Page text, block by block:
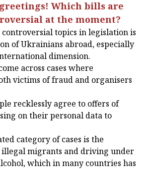
Which bills are
at the moment?
controversial topics in legislation is
of Ukrainians abroad, especially
dimension.
across cases where
victims of fraud and organisers
recklessly agree to offers of
on their personal data to
category of cases is the
migrants and driving under
which in many countries has